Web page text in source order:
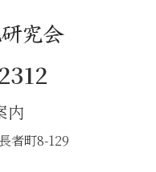
内
者町8-129